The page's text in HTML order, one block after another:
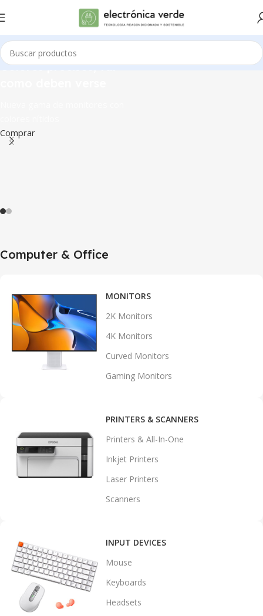
Colores precisos, tal
Comprar
Computer & Office
MONITORS
2K Monitors
4K Monitors
Curved Monitors
Gaming Monitors
PRINTERS & SCANNERS
Printers & All-In-One
Inkjet Printers
Laser Printers
Scanners
INPUT DEVICES
Mouse
Keyboards
Headsets